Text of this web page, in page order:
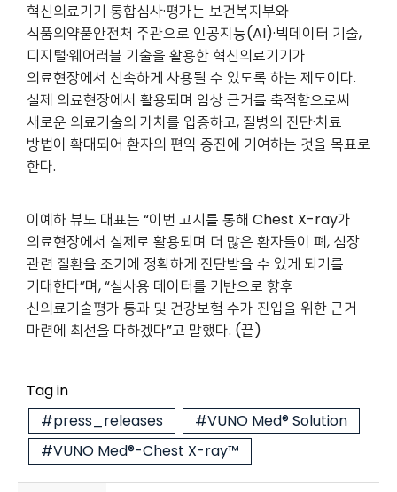
혁신의료기기 통합심사·평가는 보건복지부와
식품의약품안전처 주관으로 인공지능(AI)·빅데이터 기술,
디지털·웨어러블 기술을 활용한 혁신의료기기가
의료현장에서 신속하게 사용될 수 있도록 하는 제도이다.
실제 의료현장에서 활용되며 임상 근거를 축적함으로써
새로운 의료기술의 가치를 입증하고, 질병의 진단·치료
방법이 확대되어 환자의 편익 증진에 기여하는 것을 목표로
한다.
이예하 뷰노 대표는 “이번 고시를 통해 Chest X-ray가
의료현장에서 실제로 활용되며 더 많은 환자들이 폐, 심장
관련 질환을 조기에 정확하게 진단받을 수 있게 되기를
기대한다”며, “실사용 데이터를 기반으로 향후
신의료기술평가 통과 및 건강보험 수가 진입을 위한 근거
마련에 최선을 다하겠다”고 말했다. (끝)
Tag in
#press_releases
#VUNO Med® Solution
#VUNO Med®-Chest X-ray™